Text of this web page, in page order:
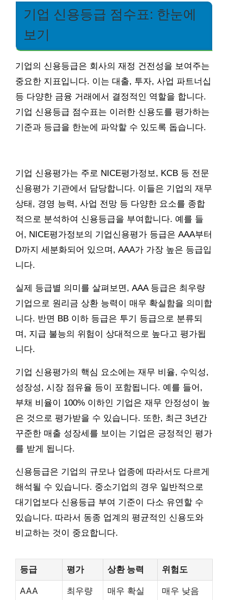
기업 신용등급 점수표: 한눈에
보기
기업의 신용등급은 회사의 재정 건전성을 보여주는
중요한 지표입니다. 이는 대출, 투자, 사업 파트너십
등 다양한 금융 거래에서 결정적인 역할을 합니다.
기업 신용등급 점수표는 이러한 신용도를 평가하는
기준과 등급을 한눈에 파악할 수 있도록 돕습니다.
기업 신용평가는 주로 NICE평가정보, KCB 등 전문
신용평가 기관에서 담당합니다. 이들은 기업의 재무
상태, 경영 능력, 사업 전망 등 다양한 요소를 종합
적으로 분석하여 신용등급을 부여합니다. 예를 들
어, NICE평가정보의 기업신용평가 등급은 AAA부터
D까지 세분화되어 있으며, AAA가 가장 높은 등급입
니다.
실제 등급별 의미를 살펴보면, AAA 등급은 최우량
기업으로 원리금 상환 능력이 매우 확실함을 의미합
니다. 반면 BB 이하 등급은 투기 등급으로 분류되
며, 지급 불능의 위험이 상대적으로 높다고 평가됩
니다.
기업 신용평가의 핵심 요소에는 재무 비율, 수익성,
성장성, 시장 점유율 등이 포함됩니다. 예를 들어,
부채 비율이 100% 이하인 기업은 재무 안정성이 높
은 것으로 평가받을 수 있습니다. 또한, 최근 3년간
꾸준한 매출 성장세를 보이는 기업은 긍정적인 평가
를 받게 됩니다.
신용등급은 기업의 규모나 업종에 따라서도 다르게
해석될 수 있습니다. 중소기업의 경우 일반적으로
대기업보다 신용등급 부여 기준이 다소 유연할 수
있습니다. 따라서 동종 업계의 평균적인 신용도와
비교하는 것이 중요합니다.
등급 평가 상환 능력 위험도
AAA 최우량 매우 확실 매우 낮음